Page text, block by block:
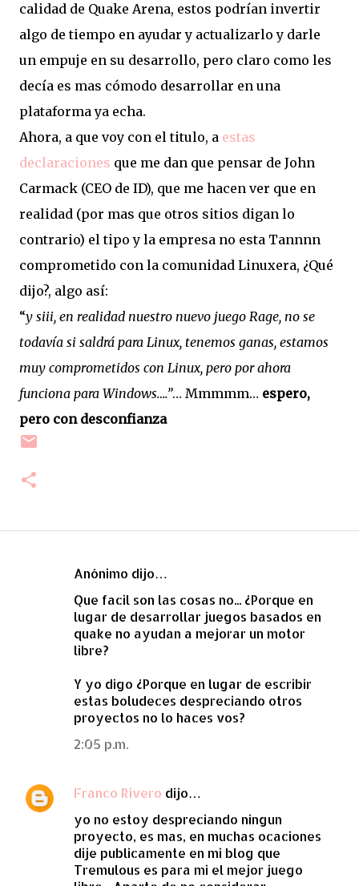
calidad de Quake Arena, estos podrían invertir
algo de tiempo en ayudar y actualizarlo y darle
un empuje en su desarrollo, pero claro como les
decía es mas cómodo desarrollar en una
plataforma ya echa.
Ahora, a que voy con el titulo, a estas
declaraciones que me dan que pensar de John
Carmack (CEO de ID), que me hacen ver que en
realidad (por mas que otros sitios digan lo
contrario) el tipo y la empresa no esta Tannnn
comprometido con la comunidad Linuxera, ¿Qué
dijo?, algo así:
“y siii, en realidad nuestro nuevo juego Rage, no se
todavía si saldrá para Linux, tenemos ganas, estamos
muy comprometidos con Linux, pero por ahora
funciona para Windows….”… Mmmmm… espero,
pero con desconfianza
o
s
Anónimo dijo…
Que facil son las cosas no... ¿Porque en
lugar de desarrollar juegos basados en
quake no ayudan a mejorar un motor
libre?
Y yo digo ¿Porque en lugar de escribir
estas boludeces despreciando otros
proyectos no lo haces vos?
2:05 p.m.
Franco Rivero dijo…
yo no estoy despreciando ningun
proyecto, es mas, en muchas ocaciones
dije publicamente en mi blog que
Tremulous es para mi el mejor juego